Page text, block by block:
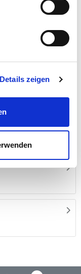
Details zeigen
deinen Garten. Er